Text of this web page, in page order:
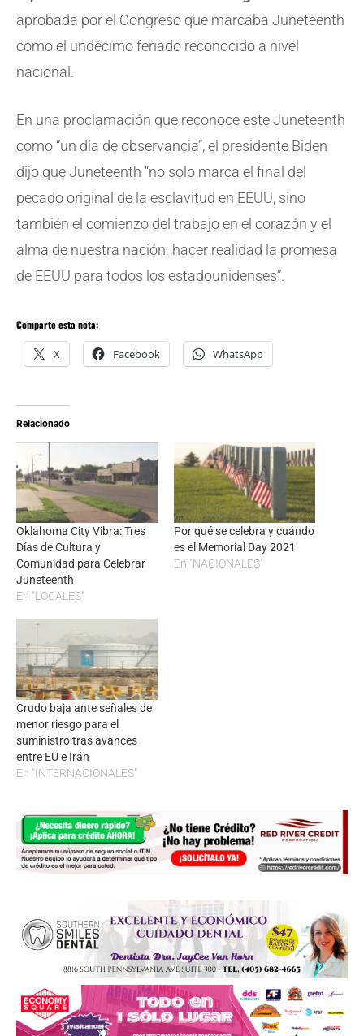
aprobada por el Congreso que marcaba Juneteenth
como el undécimo feriado reconocido a nivel
nacional.
En una proclamación que reconoce este Juneteenth
como “un día de observancia”, el presidente Biden
dijo que Juneteenth “no solo marca el final del
pecado original de la esclavitud en EEUU, sino
también el comienzo del trabajo en el corazón y el
alma de nuestra nación: hacer realidad la promesa
de EEUU para todos los estadounidenses”.
Comparte esta nota:
X Facebook WhatsApp
Relacionado
Oklahoma City Vibra: Tres
Días de Cultura y
Comunidad para Celebrar
Juneteenth
En "LOCALES"
Por qué se celebra y cuándo
es el Memorial Day 2021
En "NACIONALES"
Crudo baja ante señales de
menor riesgo para el
suministro tras avances
entre EU e Irán
En "INTERNACIONALES"